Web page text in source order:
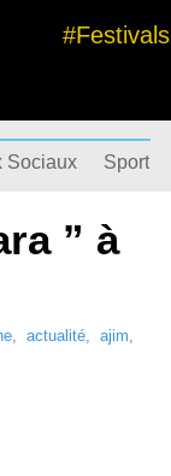
#Festivals
Sociaux Sport
” à
, actualité, ajim,